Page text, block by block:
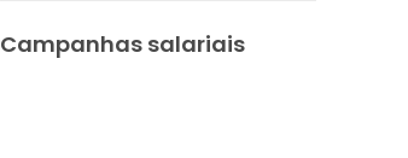
Campanhas salariais